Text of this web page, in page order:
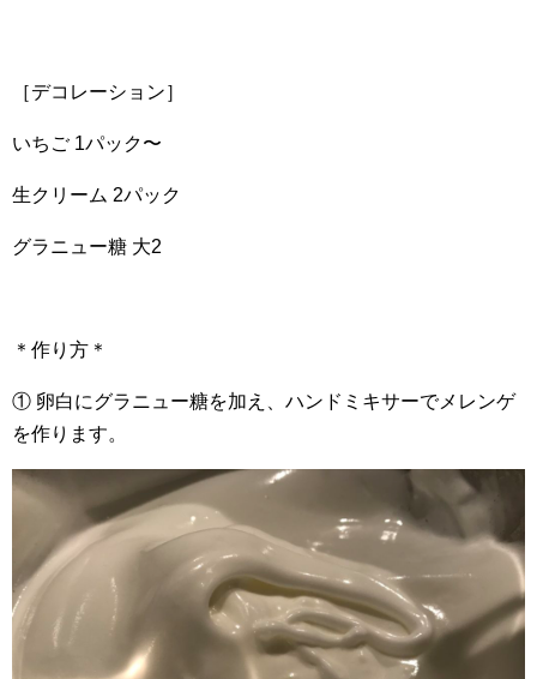
［デコレーション］
いちご 1パック〜
生クリーム 2パック
グラニュー糖 大2
＊作り方＊
① 卵白にグラニュー糖を加え、ハンドミキサーでメレンゲ
を作ります。